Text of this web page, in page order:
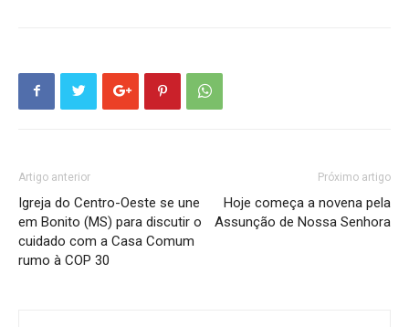
Artigo anterior
Igreja do Centro-Oeste se une
em Bonito (MS) para discutir o
cuidado com a Casa Comum
rumo à COP 30
Próximo artigo
Hoje começa a novena pela
Assunção de Nossa Senhora